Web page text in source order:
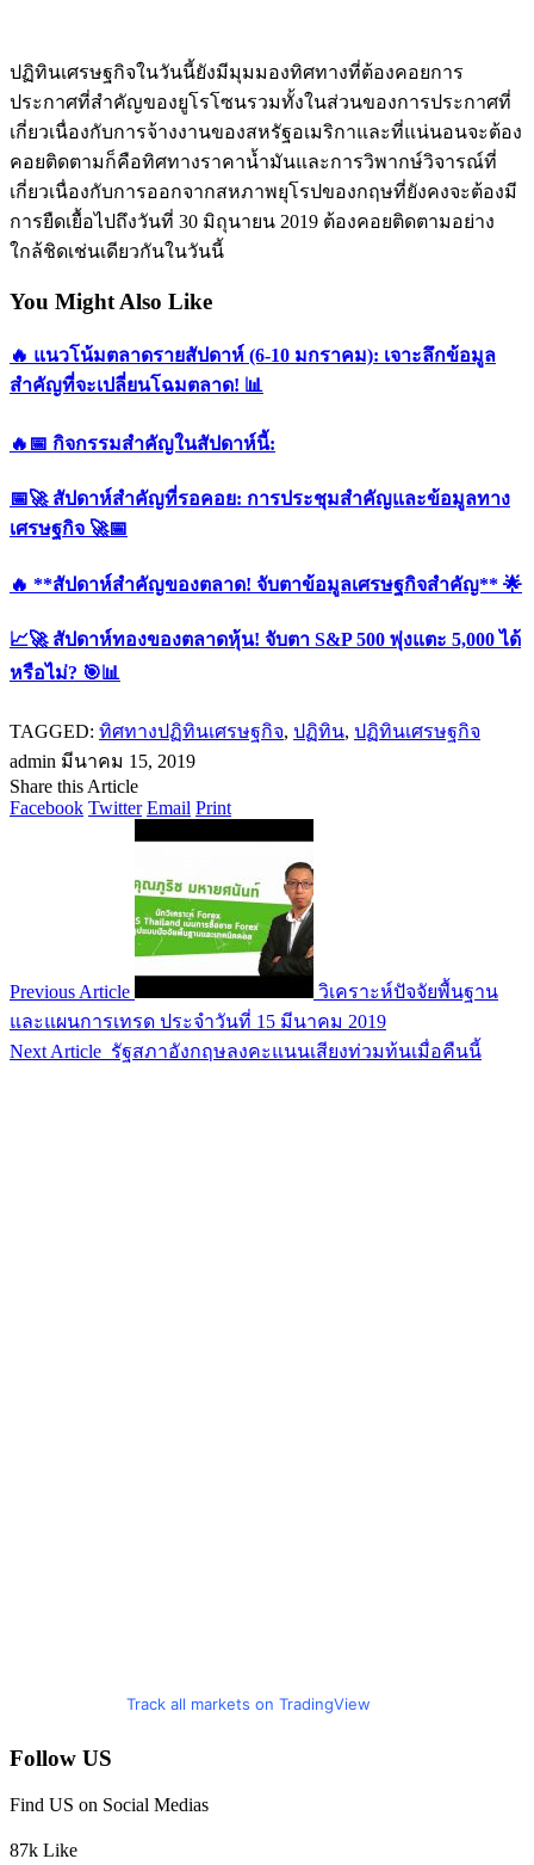
ปฏิทินเศรษฐกิจในวันนี้ยังมีมุมมองทิศทางที่ต้องคอยการ
ประกาศที่สำคัญของยูโรโซนรวมทั้งในส่วนของการประกาศที่
เกี่ยวเนื่องกับการจ้างงานของสหรัฐอเมริกาและที่แน่นอนจะต้อง
คอยติดตามก็คือทิศทางราคาน้ำมันและการวิพากษ์วิจารณ์ที่
เกี่ยวเนื่องกับการออกจากสหภาพยุโรปของกฤษที่ยังคงจะต้องมี
การยืดเยื้อไปถึงวันที่ 30 มิถุนายน 2019 ต้องคอยติดตามอย่าง
ใกล้ชิดเช่นเดียวกันในวันนี้
You Might Also Like
🔥 แนวโน้มตลาดรายสัปดาห์ (6-10 มกราคม): เจาะลึกข้อมูล
สำคัญที่จะเปลี่ยนโฉมตลาด! 📊
🔥📅 กิจกรรมสำคัญในสัปดาห์นี้:
📅🚀 สัปดาห์สำคัญที่รอคอย: การประชุมสำคัญและข้อมูลทาง
เศรษฐกิจ 🚀📅
🔥 **สัปดาห์สำคัญของตลาด! จับตาข้อมูลเศรษฐกิจสำคัญ** 🌟
📈🚀 สัปดาห์ทองของตลาดหุ้น! จับตา S&P 500 พุ่งแตะ 5,000 ได้
หรือไม่? 🎯📊
TAGGED: ทิศทางปฏิทินเศรษฐกิจ, ปฏิทิน, ปฏิทินเศรษฐกิจ
admin มีนาคม 15, 2019
Share this Article
Facebook Twitter Email Print
Previous Article
วิเคราะห์ปัจจัยพื้นฐาน
และแผนการเทรด ประจำวันที่ 15 มีนาคม 2019
Next Article รัฐสภาอังกฤษลงคะแนนเสียงท่วมท้นเมื่อคืนนี้
Track all markets on TradingView
Follow US
Find US on Social Medias
87k Like